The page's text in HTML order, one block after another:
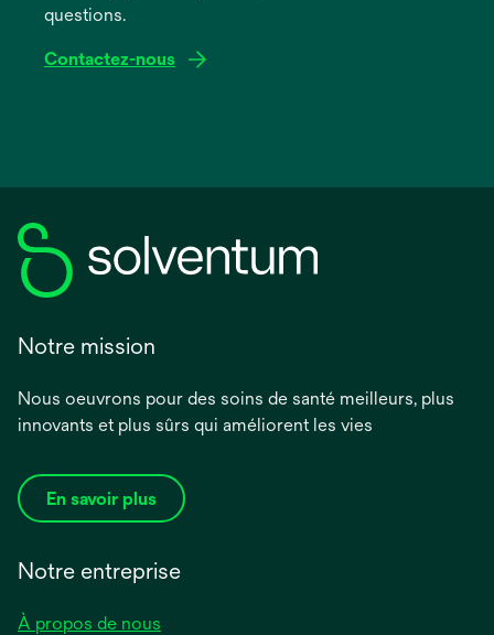
questions.
Contactez-nous
Notre mission
Nous oeuvrons pour des soins de santé meilleurs, plus
innovants et plus sûrs qui améliorent les vies
En savoir plus
Notre entreprise
À propos de nous